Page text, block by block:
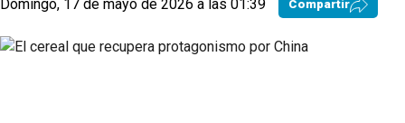
Domingo, 17 de mayo de 2026 a las 01:39 Compartir